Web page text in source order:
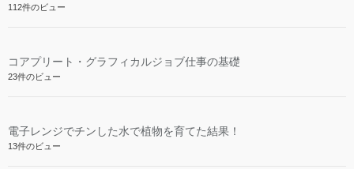
112件のビュー
コアプリート・グラフィカルジョブ仕事の基礎
23件のビュー
電子レンジでチンした水で植物を育てた結果！
13件のビュー